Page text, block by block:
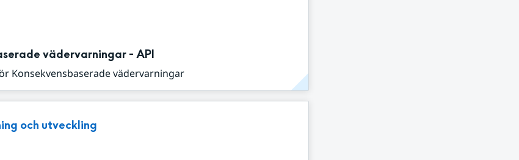
vädervarningar - API
Konsekvensbaserade vädervarningar
och utveckling